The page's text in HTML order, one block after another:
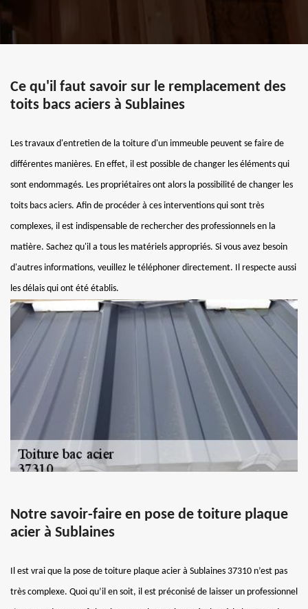
Ce qu'il faut savoir sur le remplacement des
toits bacs aciers à Sublaines
Les travaux d'entretien de la toiture d'un immeuble peuvent se faire de
différentes manières. En effet, il est possible de changer les éléments qui
sont endommagés. Les propriétaires ont alors la possibilité de changer les
toits bacs aciers. Afin de procéder à ces interventions qui sont très
complexes, il est indispensable de rechercher des professionnels en la
matière. Sachez qu'il a tous les matériels appropriés. Si vous avez besoin
d'autres informations, veuillez le téléphoner directement. Il respecte aussi
les délais qui ont été établis.
Notre savoir-faire en pose de toiture plaque
acier à Sublaines
Il est vrai que la pose de toiture plaque acier à Sublaines 37310 n’est pas
très complexe. Quoi qu’il en soit, il est préconisé de laisser un professionnel